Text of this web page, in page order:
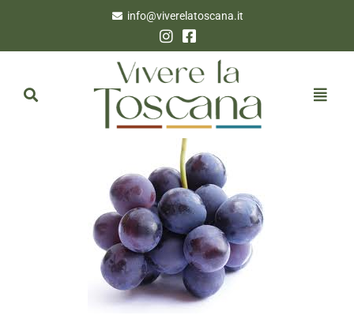
info@viverelatoscana.it